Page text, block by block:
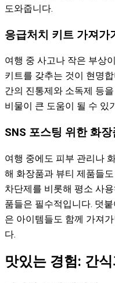
도와줍니다.
응급처치 키트 가져가
여행 중 사고나 작은 부상
키트를 갖추는 것이 현명
간의 진통제와 소독제 등
비물이 큰 도움이 될 수 있
SNS 포스팅 위한 화
여행 중에도 피부 관리나
해 화장품과 뷰티 제품들
차단제를 비롯해 평소 사
품들은 필수적입니다. 덧
은 아이템들도 함께 가져
다.
맛있는 경험: 간